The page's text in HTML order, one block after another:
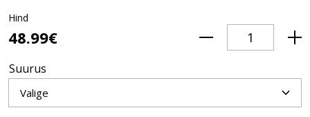
Hind
48.99€
Suurus